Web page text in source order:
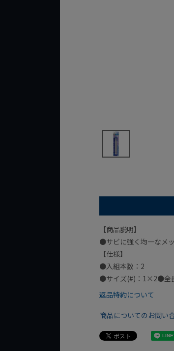
【商品説明】
●サビに強く均一なメ
【仕様】
●入組本数：2
●サイズ(#)：1×2●全
返品特約について
商品についてのお問い